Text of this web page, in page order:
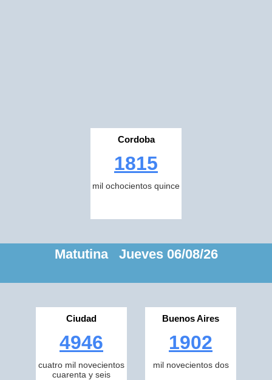
Cordoba
1815
mil ochocientos quince
Matutina Jueves 06/08/26
Ciudad
4946
cuatro mil novecientos
cuarenta y seis
Buenos Aires
1902
mil novecientos dos